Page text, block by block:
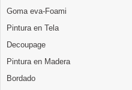
Goma eva-Foami
Pintura en Tela
Decoupage
Pintura en Madera
Bordado